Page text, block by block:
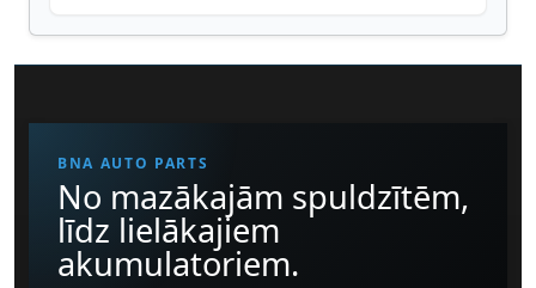
BNA AUTO PARTS
No mazākajām spuldzītēm,
līdz lielākajiem
akumulatoriem.